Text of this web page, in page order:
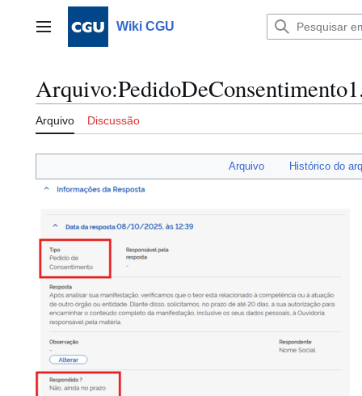
Menu principalWiki CGU
Arquivo:
Arquivo Discussão
Arquivo Histórico do